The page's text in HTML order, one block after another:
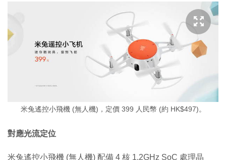
米兔遙控小飛機 (無人機)，定價 399 人民幣 (約 HK$497)。
對應光流定位
米兔遙控小飛機 (無人機) 配備 4 核 1.2GHz SoC 處理晶